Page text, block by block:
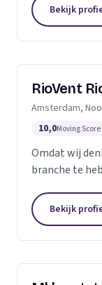
te vertellen.
Bekijk
RioVent
Amsterdam,
10,0Moving Score
Omdat wij
branche te
ventilatie zijn
Bekijk